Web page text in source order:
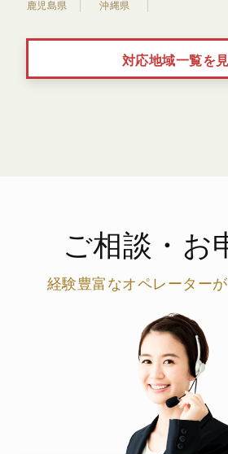
鹿児島県
沖縄県
対応地域一覧を
ご相談・お
経験豊富なオペレーター